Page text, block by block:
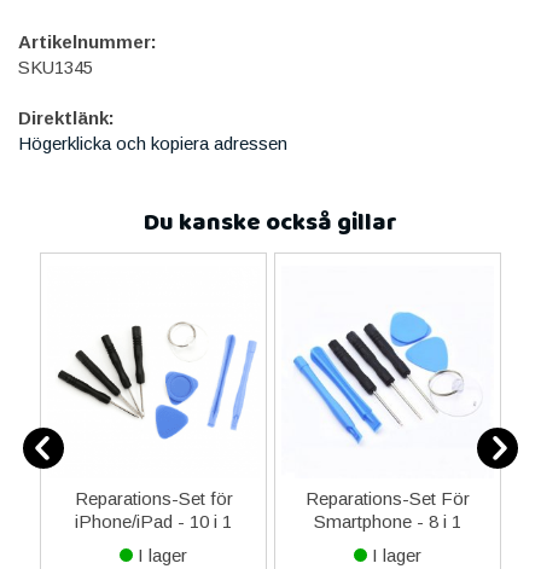
Artikelnummer:
SKU1345
Direktlänk:
Högerklicka och kopiera adressen
Du kanske också gillar
Reparations-Set för
iPhone/iPad - 10 i 1
I lager
Reparations-Set För
Smartphone - 8 i 1
I lager